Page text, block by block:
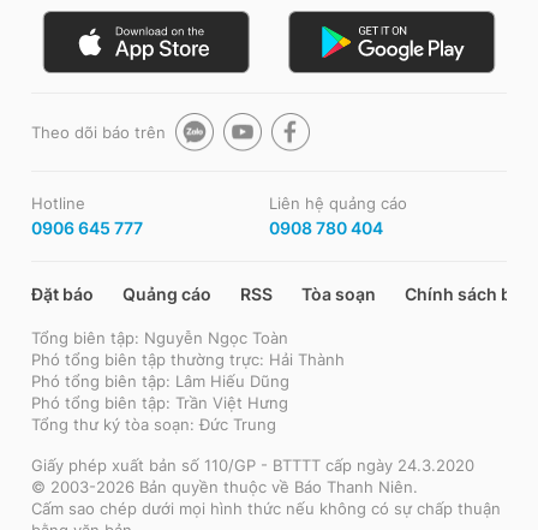
Theo dõi báo trên
Hotline
0906 645 777
Liên hệ quảng cáo
0908 780 404
Đặt báo Quảng cáo RSS Tòa soạn Chính sách bảo
Tổng biên tập: Nguyễn Ngọc Toàn
Phó tổng biên tập thường trực: Hải Thành
Phó tổng biên tập: Lâm Hiếu Dũng
Phó tổng biên tập: Trần Việt Hưng
Tổng thư ký tòa soạn: Đức Trung
Giấy phép xuất bản số 110/GP - BTTTT cấp ngày 24.3.2020
© 2003-2026 Bản quyền thuộc về Báo Thanh Niên.
Cấm sao chép dưới mọi hình thức nếu không có sự chấp thuận